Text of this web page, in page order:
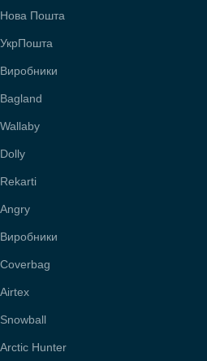
Нова Пошта
УкрПошта
Виробники
Bagland
Wallaby
Dolly
Rekarti
Angry
Виробники
Coverbag
Airtex
Snowball
Arctic Hunter